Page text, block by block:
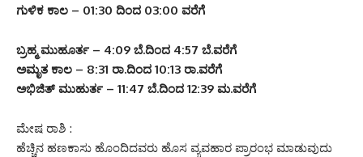
ಗುಳಿಕ ಕಾಲ – 01:30 ದಿಂದ 03:00 ವರೆಗೆ
ಬ್ರಹ್ಮ ಮುಹೂರ್ತ – 4:09 ಬೆ.ದಿಂದ 4:57 ಬೆ.ವರೆಗೆ
ಅಮೃತ ಕಾಲ – 8:31 ರಾ.ದಿಂದ 10:13 ರಾ.ವರೆಗೆ
ಅಭಿಜಿತ್ ಮುಹುರ್ತ – 11:47 ಬೆ.ದಿಂದ 12:39 ಮ.ವರೆಗೆ
ಮೇಷ ರಾಶಿ :
ಹೆಚ್ಚಿನ ಹಣಕಾಸು ಹೊಂದಿದವರು ಹೊಸ ವ್ಯವಹಾರ ಪ್ರಾರಂಭ ಮಾಡುವುದು